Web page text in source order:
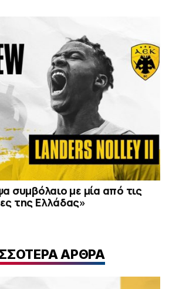
συμβόλαιο με μία από τις
της Ελλάδας»
ΑΡΘΡΑ